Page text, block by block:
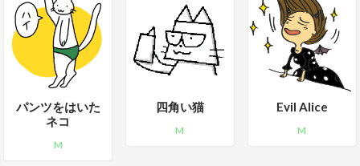
パンツをはいた
ネコ
M
四角い猫
M
Evil Alice
M